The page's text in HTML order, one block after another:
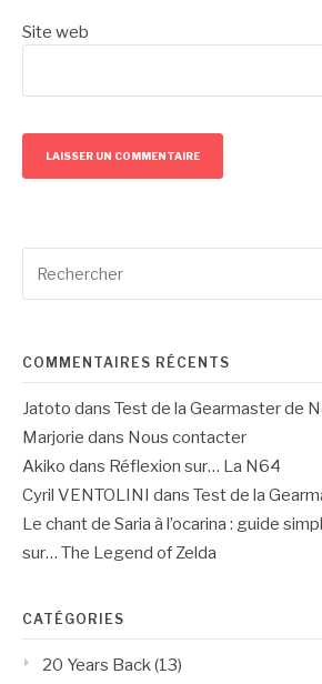
Site web
pour
COMMENTAIRES RÉCENTS
Jatoto dans Test de la Gearmaster de
Marjorie dans Nous contacter
Akiko dans Réflexion sur… La N64
Cyril VENTOLINI
dans Test de la
Le chant de Saria à l’ocarina : guide
sur… The Legend of Zelda
CATÉGORIES
20 Years Back(13)